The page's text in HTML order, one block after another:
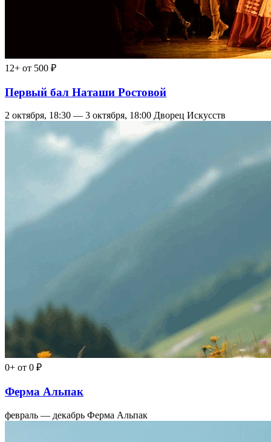
12+ от 500 ₽
Первый бал Наташи Ростовой
2 октября, 18:30 — 3 октября, 18:00 Дворец Искусств
0+ от 0 ₽
Ферма Альпак
февраль — декабрь Ферма Альпак